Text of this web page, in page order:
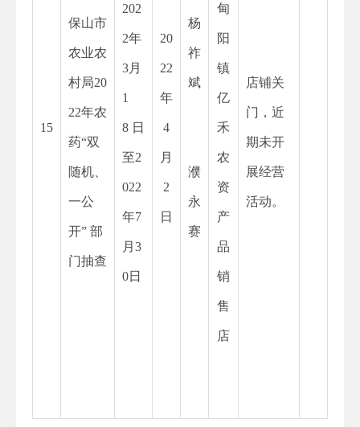
15
保山市
农业农
村局20
22年农
药“双
随机、
一公
开” 部
门抽查
202
2年
3月
1
8 日
至2
022
年7
月3
0日
20
22
年
4
月
2
日
杨
祚
斌
濮
永
赛
甸
阳
镇
亿
禾
农
资
产
品
销
售
店
店铺关
门，近
期未开
展经营
活动。